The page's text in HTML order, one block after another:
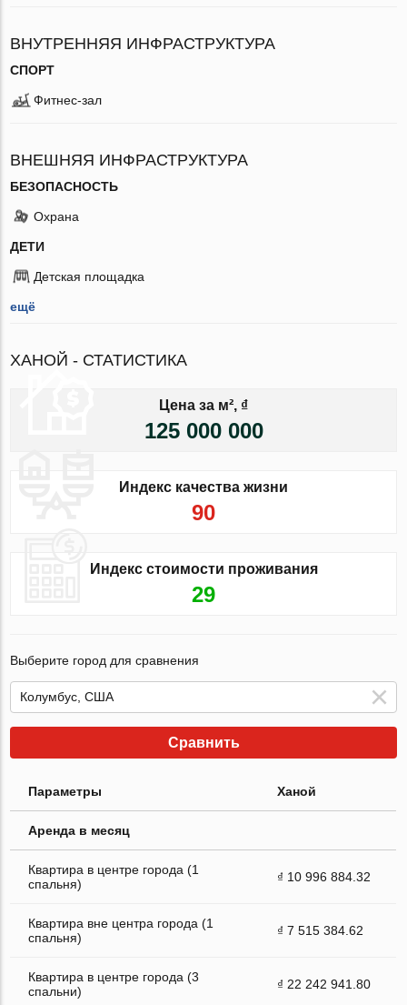
ВНУТРЕННЯЯ ИНФРАСТРУКТУРА
СПОРТ
Фитнес-зал
ВНЕШНЯЯ ИНФРАСТРУКТУРА
БЕЗОПАСНОСТЬ
Охрана
ДЕТИ
Детская площадка
ещё
ХАНОЙ - СТАТИСТИКА
Цена за м², ₫
125 000 000
Индекс качества жизни
90
Индекс стоимости проживания
29
Выберите город для сравнения
Сравнить
Параметры Ханой
Аренда в месяц
Квартира в центре города (1
спальня)
₫ 10 996 884.32
Квартира вне центра города (1
спальня)
₫ 7 515 384.62
Квартира в центре города (3
спальни)
₫ 22 242 941.80